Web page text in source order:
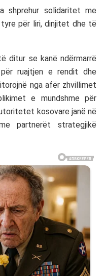
shprehur solidaritet me
për liri, dinjitet dhe të
ditur se kanë ndërmarrë
ruajtjen e rendit dhe
nga afër zhvillimet
e mundshme për
kosovare janë në
partnerët strategjikë